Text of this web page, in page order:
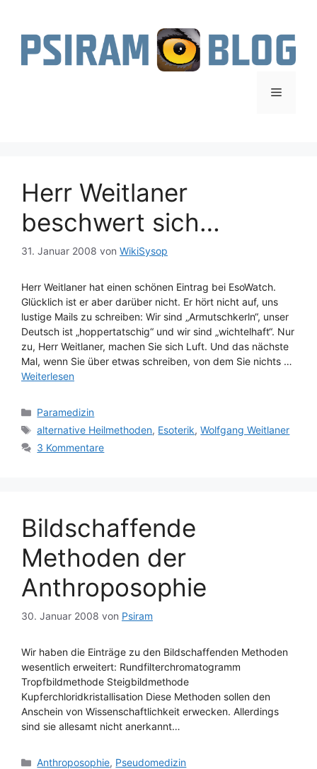
springen
Menü
Herr Weitlaner
beschwert sich…
31. Januar 2008 von WikiSysop
Herr Weitlaner hat einen schönen Eintrag bei EsoWatch.
Glücklich ist er aber darüber nicht. Er hört nicht auf, uns
lustige Mails zu schreiben: Wir sind „Armutschkerln“, unser
Deutsch ist „hoppertatschig“ und wir sind „wichtelhaft“. Nur
zu, Herr Weitlaner, machen Sie sich Luft. Und das nächste
Mal, wenn Sie über etwas schreiben, von dem Sie nichts …
Weiterlesen
Kategorien
Paramedizin
Schlagwörter
alternative Heilmethoden, Esoterik,Wolfgang Weitlaner
3 Kommentare
Bildschaffende
Methoden der
Anthroposophie
30. Januar 2008 von Psiram
Wir haben die Einträge zu den Bildschaffenden Methoden
wesentlich erweitert: Rundfilterchromatogramm
Tropfbildmethode Steigbildmethode
Kupferchloridkristallisation Diese Methoden sollen den
Anschein von Wissenschaftlichkeit erwecken. Allerdings
sind sie allesamt nicht anerkannt…
Kategorien
Anthroposophie, Pseudomedizin